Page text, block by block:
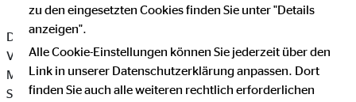
Die OVB Vermögensberatung AG hat als für die Verarbeitung
Verantwortlicher zahlreiche technische und organisatorische
Maßnahmen umgesetzt, um einen möglichst lückenlosen
Schutz der über diese Internetseite verarbeiteten
zu den eingesetzten Cookies finden Sie unter "Details
anzeigen".
Alle Cookie-Einstellungen können Sie jederzeit über den
Link in unserer Datenschutzerklärung anpassen. Dort
finden Sie auch alle weiteren rechtlich erforderlichen